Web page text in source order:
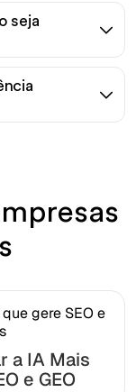
seja
a IA Mais
e GEO